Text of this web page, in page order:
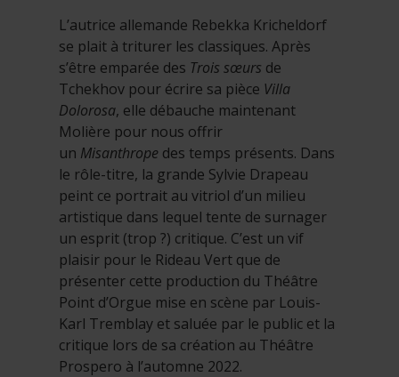
L’autrice allemande Rebekka Kricheldorf
se plait à triturer les classiques. Après
s’être emparée des Trois sœurs de
Tchekhov pour écrire sa pièce Villa
Dolorosa, elle débauche maintenant
Molière pour nous offrir
un Misanthrope des temps présents. Dans
le rôle-titre, la grande Sylvie Drapeau
peint ce portrait au vitriol d’un milieu
artistique dans lequel tente de surnager
un esprit (trop ?) critique. C’est un vif
plaisir pour le Rideau Vert que de
présenter cette production du Théâtre
Point d’Orgue mise en scène par Louis-
Karl Tremblay et saluée par le public et la
critique lors de sa création au Théâtre
Prospero à l’automne 2022.